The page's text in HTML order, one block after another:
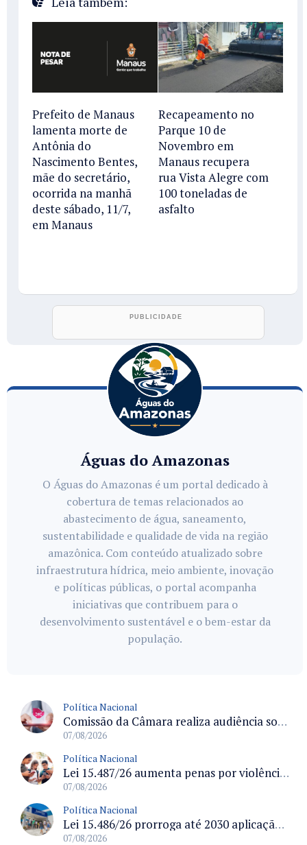
Prefeito de Manaus
lamenta morte de
Antônia do
Nascimento Bentes,
mãe do secretário,
ocorrida na manhã
deste sábado, 11/7,
em Manaus
Recapeamento no
Parque 10 de
Novembro em
Manaus recupera
rua Vista Alegre com
100 toneladas de
asfalto
Águas do Amazonas
O Águas do Amazonas é um portal dedicado à
cobertura de temas relacionados ao
abastecimento de água, saneamento,
sustentabilidade e qualidade de vida na região
amazônica. Com conteúdo atualizado sobre
infraestrutura hídrica, meio ambiente, inovação
e políticas públicas, o portal acompanha
iniciativas que contribuem para o
desenvolvimento sustentável e o bem-estar da
população.
Política Nacional
Comissão da Câmara realiza audiência sobre apostas online para medir o tamanho do mercado ilegal
07/08/2026
Política Nacional
Lei 15.487/26 aumenta penas por violência sexual digital contra crianças e adolescentes e autoriza ronda virtual para investigação
07/08/2026
Política Nacional
Lei 15.486/26 prorroga até 2030 aplicação do FGTS em crédito para hospitais filantrópicos e santas casas
07/08/2026